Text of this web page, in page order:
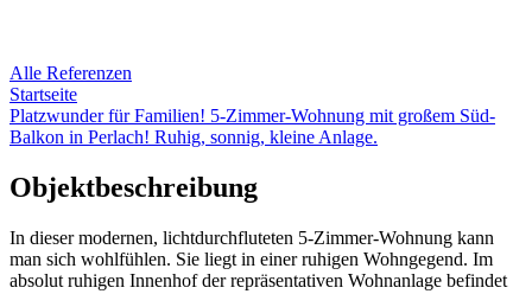
Alle Referenzen
Startseite
Platzwunder für Familien! 5-Zimmer-Wohnung mit großem Süd-
Balkon in Perlach! Ruhig, sonnig, kleine Anlage.
Objektbeschreibung
In dieser modernen, lichtdurchfluteten 5-Zimmer-Wohnung kann
man sich wohlfühlen. Sie liegt in einer ruhigen Wohngegend. Im
absolut ruhigen Innenhof der repräsentativen Wohnanlage befindet